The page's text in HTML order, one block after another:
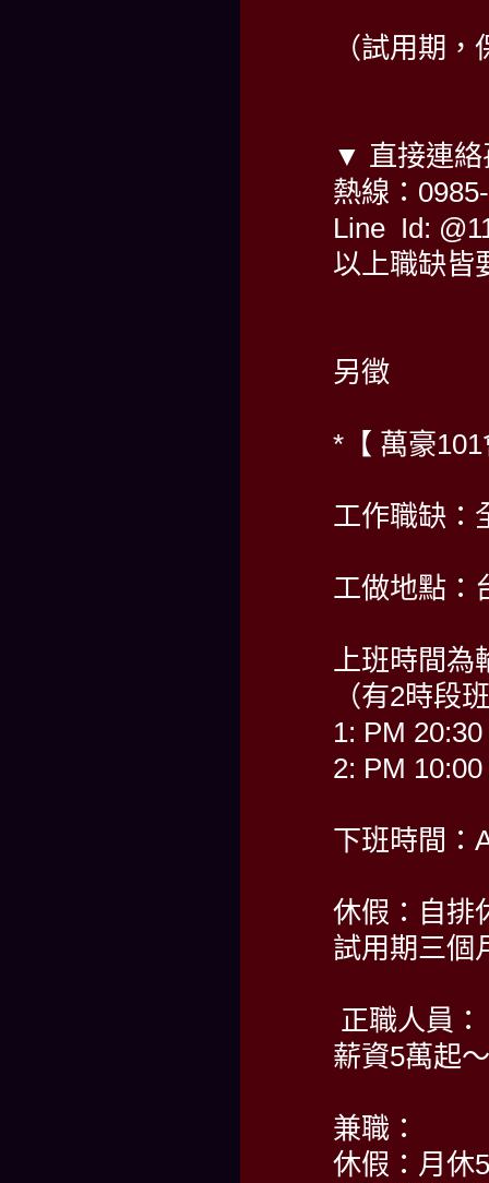
（試用期
▼ 直接連絡
熱線：
Line Id:
以上職缺皆
另徵
*【 萬豪
工作職缺：
工做地點：
上班時間為
（有2時段
1: PM 20:30
2: PM 10:00
下班時間：
休假：自排
試用期三個
正職人員：
薪資5萬起～
兼職：
休假：月休